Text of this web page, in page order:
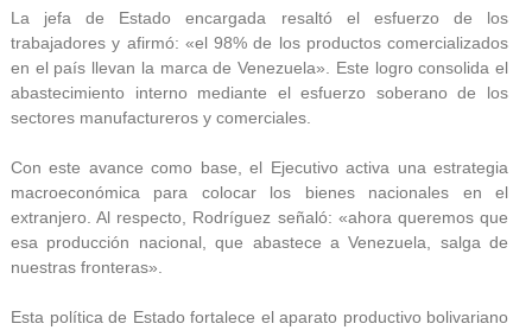
La jefa de Estado encargada resaltó el esfuerzo de los
trabajadores y afirmó: «el 98% de los productos comercializados
en el país llevan la marca de Venezuela». Este logro consolida el
abastecimiento interno mediante el esfuerzo soberano de los
sectores manufactureros y comerciales.
Con este avance como base, el Ejecutivo activa una estrategia
macroeconómica para colocar los bienes nacionales en el
extranjero. Al respecto, Rodríguez señaló: «ahora queremos que
esa producción nacional, que abastece a Venezuela, salga de
nuestras fronteras».
Esta política de Estado fortalece el aparato productivo bolivariano